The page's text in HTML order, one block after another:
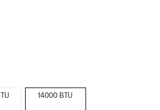
14000 BTU